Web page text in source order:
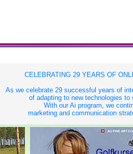
CELEBRATING 29 YEARS OF
As we celebrate 29 successful years of
of adapting to new technologies
With our Ai program, we
marketing and communication